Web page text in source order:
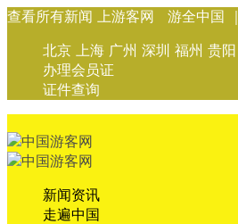
查看所有新闻 上游客网 游全中国 ｜
北京 上海 广州 深圳 福州 贵
办理会员证
证件查询
新闻资讯
走遍中国